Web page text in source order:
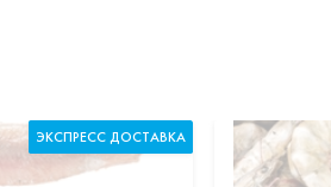
ЭКСПРЕСС ДОСТАВКА